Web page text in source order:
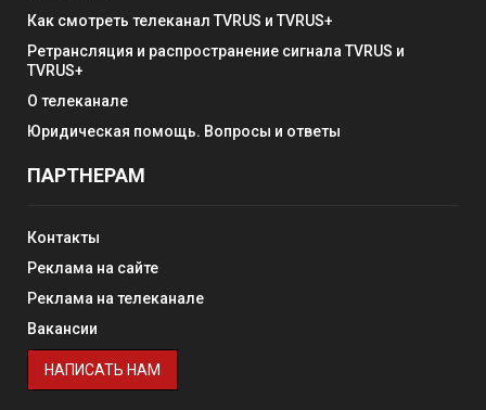
Как смотреть телеканал TVRUS и TVRUS+
Ретрансляция и распространение сигнала TVRUS и
TVRUS+
О телеканале
Юридическая помощь. Вопросы и ответы
ПАРТНЕРАМ
Контакты
Реклама на сайте
Реклама на телеканале
Вакансии
НАПИСАТЬ НАМ